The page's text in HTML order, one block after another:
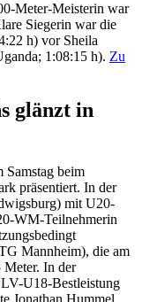
Meter-Meisterin war
Siegerin war die
h) vor Sheila
1:08:15 h). Zu
glänzt in
Samstag beim
präsentiert. In der
mit U20-
WM-Teilnehmerin
Mannheim), die am
Meter. In der
U18-Bestleistung
Jonathan Hummel